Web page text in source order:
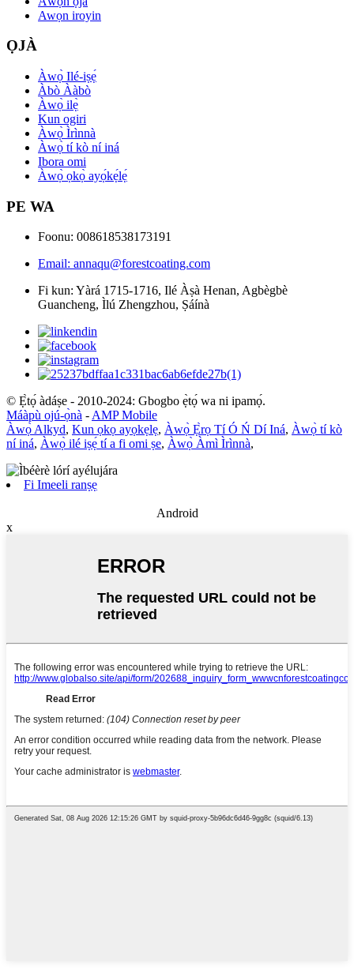
Awọn iroyin
ỌJÀ
Àwọ̀ Ilé-iṣẹ́
Àbò Ààbò
Àwọ̀ ilẹ̀
Kun ogiri
Àwọ̀ Ìrìnnà
Àwọ̀ tí kò ní iná
Ibora omi
Àwọ̀ ọkọ̀ ayọ́kẹ́lẹ́
PE WA
Foonu: 008618538173191
Email: annaqu@forestcoating.com
Fi kun: Yàrá 1715-1716, Ilé Àṣà Henan, Agbègbè
Guancheng, Ìlú Zhengzhou, Ṣáínà
© Ẹ̀tọ́ àdáṣe - 2010-2024: Gbogbo ẹ̀tọ́ wa ni ipamọ́.
Máàpù ojú-ọ̀nà -AMP Mobile
Àwọ̀ Alkyd, Kun ọkọ ayọkẹlẹ, Àwọ̀ Ẹ̀rọ Tí Ó Ń Dí Iná, Àwọ̀ tí kò
ní iná, Àwọ̀ ilé iṣẹ́ tí a fi omi ṣe, Àwọ̀ Àmì Ìrìnnà,
Fi Imeeli ranṣẹ
Android
x